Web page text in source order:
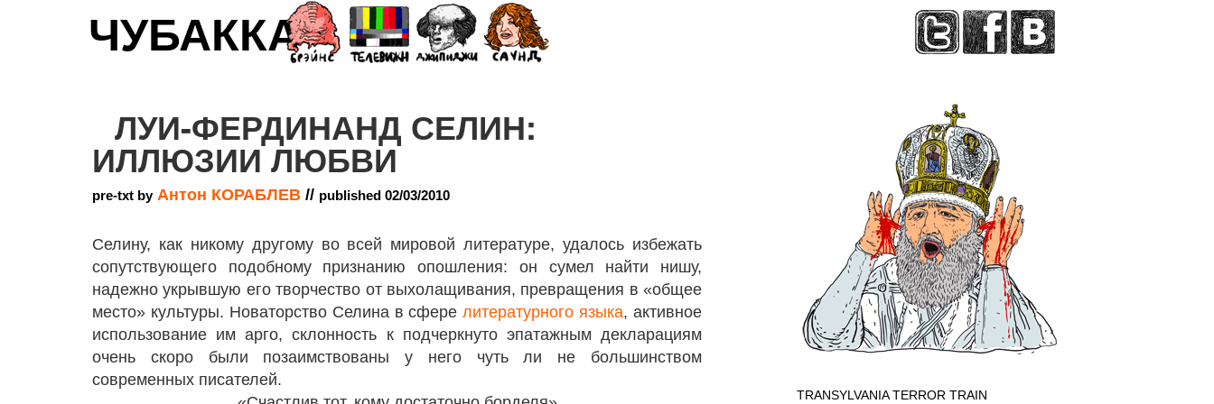
ЧУБАККА
ЛУИ-ФЕРДИНАНД СЕЛИН:
ИЛЛЮЗИИ ЛЮБВИ
pre-txt by Антон КОРАБЛЕВ // published 02/03/2010
Селину, как никому другому во всей мировой литературе, удалось избежать
сопутствующего подобному признанию опошления: он сумел найти нишу,
надежно укрывшую его творчество от выхолащивания, превращения в «общее
место» культуры. Новаторство Селина в сферелитературного языка, активное
использование им арго, склонность к подчеркнуто эпатажным декларациям
очень скоро были позаимствованы у него чуть ли не большинством
современных писателей.
TRANSYLVANIA TERROR TRAIN